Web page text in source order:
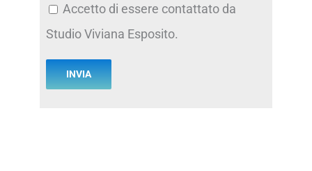
Accetto di essere contattato da
Studio Viviana Esposito.